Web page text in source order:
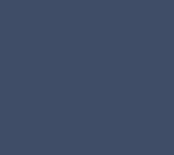
件
組み分けツールでは、大
現時点では、大会主催権
このツールでは、組み分
また、組み分け実行後に
組み分けデータの入力内
※大会主催者様から「組